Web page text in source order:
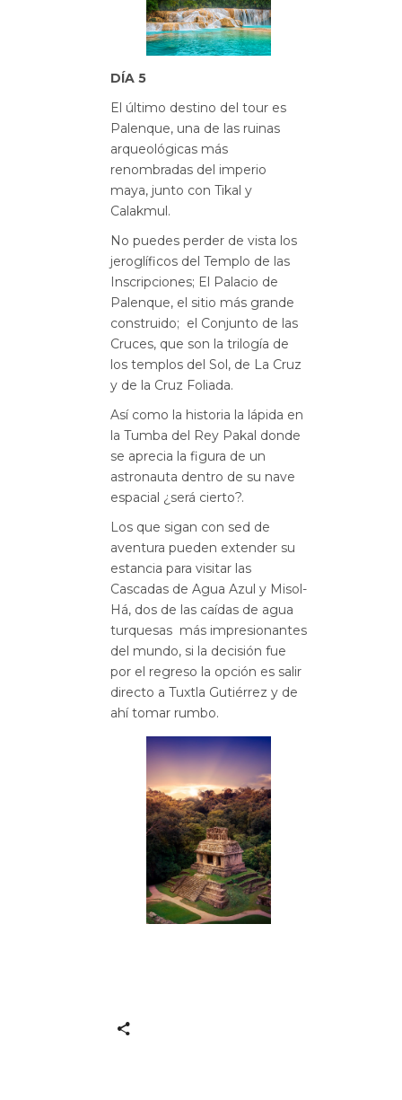
DÍA 5
El último destino del tour es
Palenque, una de las ruinas
arqueológicas más
renombradas del imperio
maya, junto con Tikal y
Calakmul.
No puedes perder de vista los
jeroglíficos del Templo de las
Inscripciones; El Palacio de
Palenque, el sitio más grande
construido; el Conjunto de las
Cruces, que son la trilogía de
los templos del Sol, de La Cruz
y de la Cruz Foliada.
Así como la historia la lápida en
la Tumba del Rey Pakal donde
se aprecia la figura de un
astronauta dentro de su nave
espacial ¿será cierto?.
Los que sigan con sed de
aventura pueden extender su
estancia para visitar las
Cascadas de Agua Azul y Misol-
Há, dos de las caídas de agua
turquesas más impresionantes
del mundo, si la decisión fue
por el regreso la opción es salir
directo a Tuxtla Gutiérrez y de
ahí tomar rumbo.